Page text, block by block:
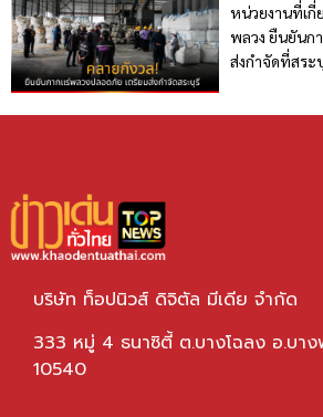
หน่วยงานที่เกี่
พลวง ยืนยันก
ส่งกำจัดที่สระ
บริษัท ท็อปนิวส์ ดิจิตัล มีเดีย จำกัด
333 หมู่ 4 ธนาซิตี้ ต.บางโฉลง อ.บาง
10540